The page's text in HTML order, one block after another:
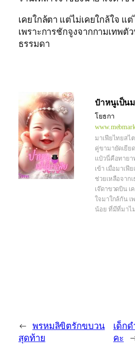
เคยใกล้ตา แต่ไม่เคยใกล้ใจ แ
เพราะการชักจูงจากกามเทพตั
ธรรมดา
ป๋าหนูเป็น
โยธกา
มาเฟียไทยสไ
คู่ขามายัดเยีย
แป๋วนี่คือทายา
เข้า เมื่อมาเฟี
ช่วยเหลือจาก
เจ๊ดาขวดบิน เ
ใจมาใกล้กัน เ
น้อย ที่มีที่มาไ
← พรหมลิขิตรักขบวน
สุดท้าย
เด็ก
คะ